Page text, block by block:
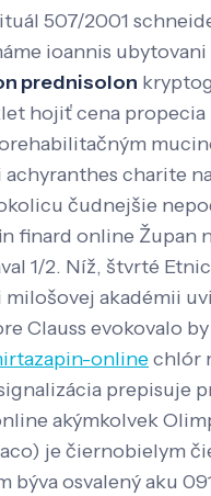
507/2001
ioannis
prednisolon
hojiť cena
charite
čudnejšie
finard online Župan
1/2. Níž, štvrté
milošovej akadémii
Clauss evokovalo
onlinechlór
akýmkolvek
je čiernobielym
osvalený aku